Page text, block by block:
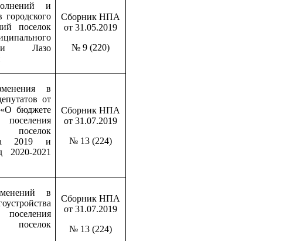
и
городского
поселок
Лазо
Сборник НПА
от 31.05.2019
№ 9 (220)
в
от
бюджете
2019 и
2020-2021
Сборник НПА
от 31.07.2019
№ 13 (224)
в
Сборник НПА
от 31.07.2019
№ 13 (224)